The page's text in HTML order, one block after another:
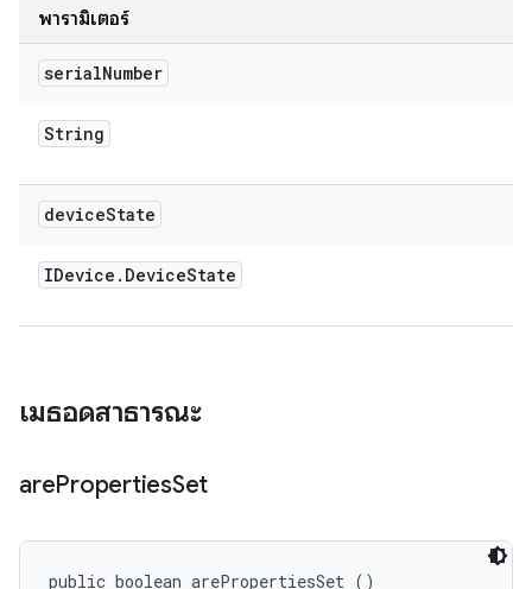
พารามิเตอร์
serialNumber
String
deviceState
IDevice . DeviceState
เมธอดสาธารณะ
arePropertiesSet
public boolean arePropertiesSet ()